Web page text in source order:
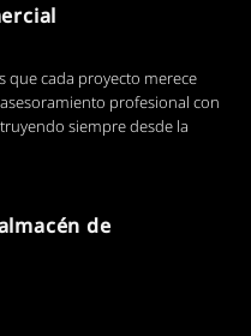
que cada proyecto merece
profesional con
siempre desde la
de